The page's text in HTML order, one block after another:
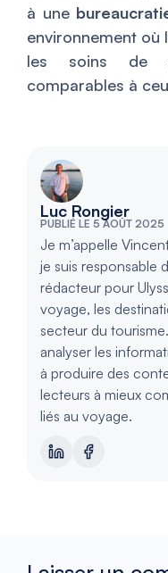
à une
environnement où
les soins de
comparables à
Luc Rongier
PUBLIÉ LE 5 AOÛT 2025
Je m’appelle
je suis responsable
rédacteur pour
voyage, les
secteur du
analyser les
à produire des
lecteurs à mieux
liés au voyage.